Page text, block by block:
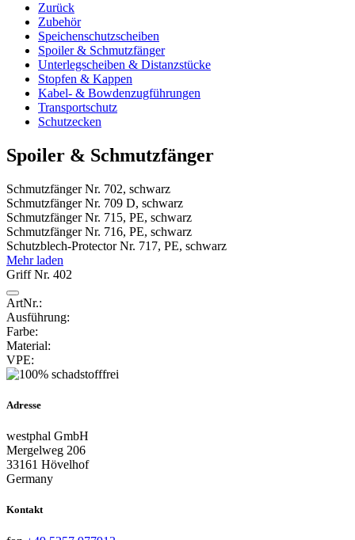
Zurück
Zubehör
Speichenschutzscheiben
Spoiler & Schmutzfänger
Unterlegscheiben & Distanzstücke
Stopfen & Kappen
Kabel- & Bowdenzugführungen
Transportschutz
Schutzecken
Spoiler & Schmutzfänger
Schmutzfänger Nr. 702, schwarz
Schmutzfänger Nr. 709 D, schwarz
Schmutzfänger Nr. 715, PE, schwarz
Schmutzfänger Nr. 716, PE, schwarz
Schutzblech-Protector Nr. 717, PE, schwarz
Mehr laden
Griff Nr. 402
ArtNr.:
Ausführung:
Farbe:
Material:
VPE:
Adresse
westphal GmbH
Mergelweg 206
33161 Hövelhof
Germany
Kontakt